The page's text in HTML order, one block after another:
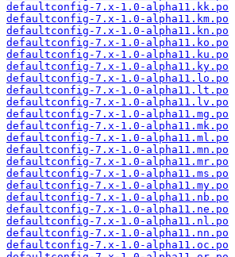
defaultconfig-7.x-1.0-alpha11.kk.po
defaultconfig-7.x-1.0-alpha11.km.po
defaultconfig-7.x-1.0-alpha11.kn.po
defaultconfig-7.x-1.0-alpha11.ko.po
defaultconfig-7.x-1.0-alpha11.ku.po
defaultconfig-7.x-1.0-alpha11.ky.po
defaultconfig-7.x-1.0-alpha11.lo.po
defaultconfig-7.x-1.0-alpha11.lt.po
defaultconfig-7.x-1.0-alpha11.lv.po
defaultconfig-7.x-1.0-alpha11.mg.po
defaultconfig-7.x-1.0-alpha11.mk.po
defaultconfig-7.x-1.0-alpha11.ml.po
defaultconfig-7.x-1.0-alpha11.mn.po
defaultconfig-7.x-1.0-alpha11.mr.po
defaultconfig-7.x-1.0-alpha11.ms.po
defaultconfig-7.x-1.0-alpha11.my.po
defaultconfig-7.x-1.0-alpha11.nb.po
defaultconfig-7.x-1.0-alpha11.ne.po
defaultconfig-7.x-1.0-alpha11.nl.po
defaultconfig-7.x-1.0-alpha11.nn.po
defaultconfig-7.x-1.0-alpha11.oc.po